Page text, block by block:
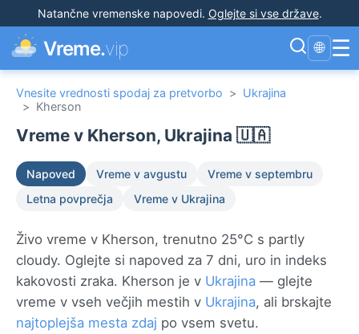
Natančne vremenske napovedi. Oglejte si vse države.
Vreme.vip 🌐 ☰
Vnesite vrednosti spodaj za pretvorbo > Ukrajina
> Kherson
Vreme v Kherson, Ukrajina 🇺🇦
Napoved Vreme v avgustu
Vreme v septembru
Letna povprečja
Vreme v Ukrajina
Živo vreme v Kherson, trenutno 25°C s partly
cloudy. Oglejte si napoved za 7 dni, uro in indeks
kakovosti zraka. Kherson je v Ukrajina — glejte
vreme v vseh večjih mestih v Ukrajina, ali brskajte
najtoplejša mesta zdaj po vsem svetu.